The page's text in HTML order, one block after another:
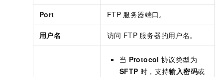
Port FTP 服务器端口。
用户名 访问 FTP 服务器的用户名。
当 Protocol 协议类型为
SFTP 时，支持输入密码或